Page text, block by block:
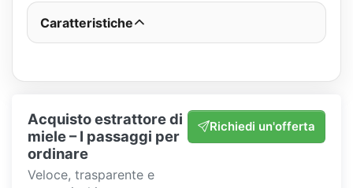
Caratteristiche
Acquisto estrattore di
miele – I passaggi per
ordinare
Veloce, trasparente e
Richiedi un'offerta